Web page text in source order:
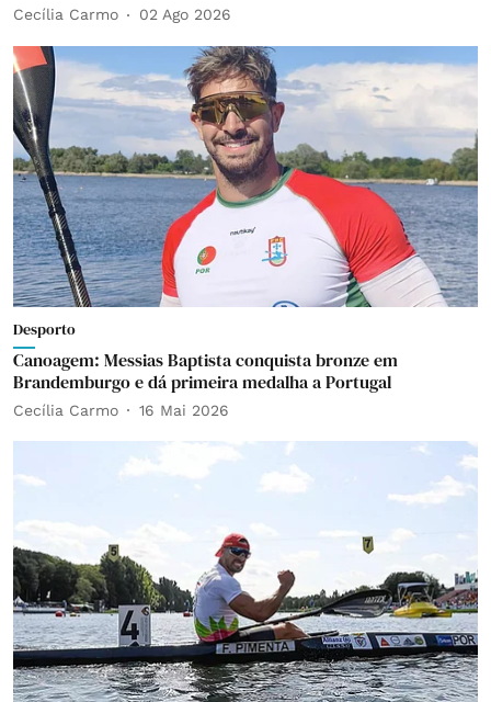
Cecília Carmo 02 Ago 2026
Desporto
Canoagem: Messias Baptista conquista bronze em
Brandemburgo e dá primeira medalha a Portugal
Cecília Carmo 16 Mai 2026